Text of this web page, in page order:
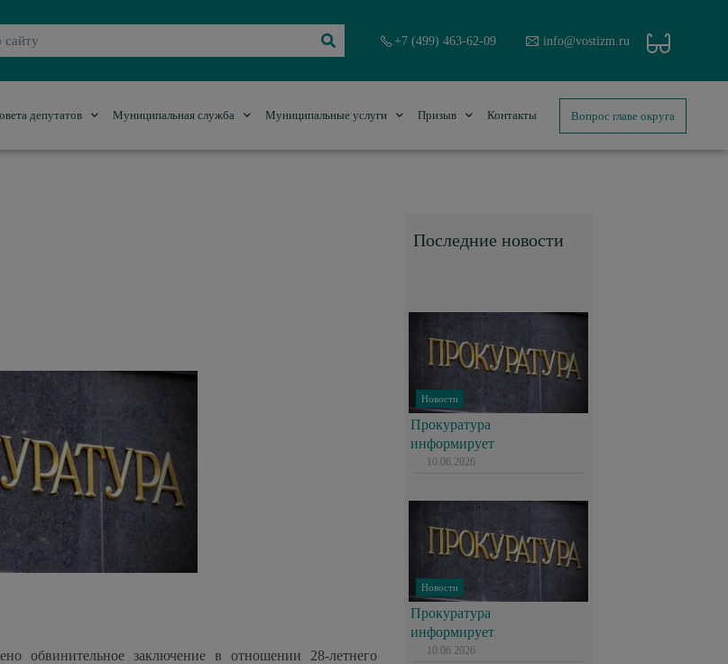
+7 (499) 463-62-09 info@vostizm.ru
депутатов Муниципальная служба Муниципальные услуги Призыв Контакты Вопрос главе округа
обвинительное заключение в отношении 28-летнего
Последние новости
Новости
Прокуратура
информирует
10.06.2026
Новости
Прокуратура
информирует
10.06.2026